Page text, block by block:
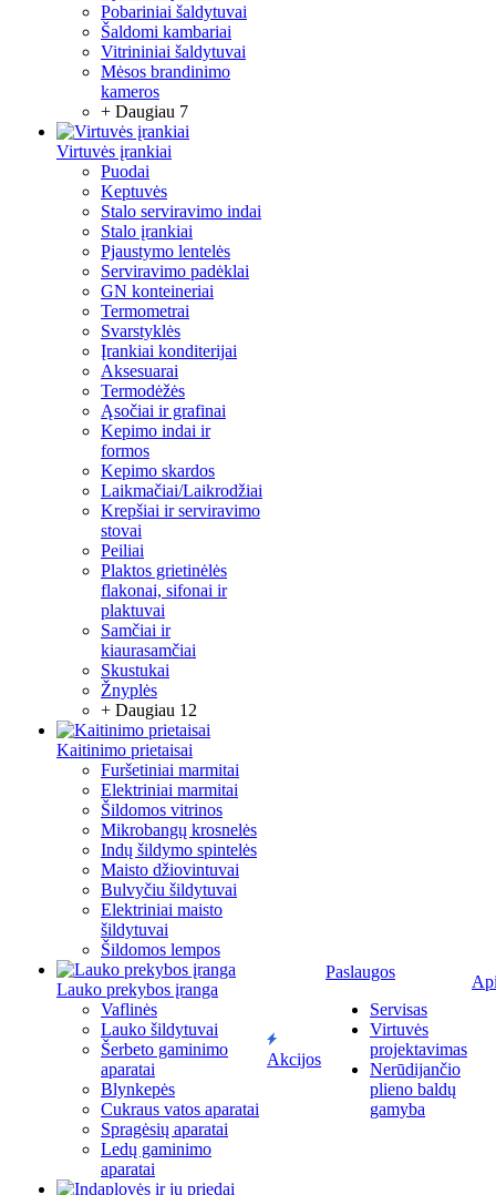
Pobariniai šaldytuvai
Šaldomi kambariai
Vitrininiai šaldytuvai
Mėsos brandinimo
kameros
+ Daugiau 7
Virtuvės įrankiai
Puodai
Keptuvės
Stalo serviravimo indai
Stalo įrankiai
Pjaustymo lentelės
Serviravimo padėklai
GN konteineriai
Termometrai
Svarstyklės
Įrankiai konditerijai
Aksesuarai
Termodėžės
Ąsočiai ir grafinai
Kepimo indai ir
formos
Kepimo skardos
Laikmačiai/Laikrodžiai
Krepšiai ir serviravimo
stovai
Peiliai
Plaktos grietinėlės
flakonai, sifonai ir
plaktuvai
Samčiai ir
kiaurasamčiai
Skustukai
Žnyplės
+ Daugiau 12
Kaitinimo prietaisai
Furšetiniai marmitai
Elektriniai marmitai
Šildomos vitrinos
Mikrobangų krosnelės
Indų šildymo spintelės
Maisto džiovintuvai
Bulvyčiu šildytuvai
Elektriniai maisto
šildytuvai
Šildomos lempos
Lauko prekybos įranga
Vaflinės
Lauko šildytuvai
Šerbeto gaminimo
aparatai
Blynkepės
Cukraus vatos aparatai
Spragėsių aparatai
Ledų gaminimo
aparatai
Akcijos
Paslaugos
Servisas
Virtuvės
projektavimas
Nerūdijančio
plieno baldų
gamyba